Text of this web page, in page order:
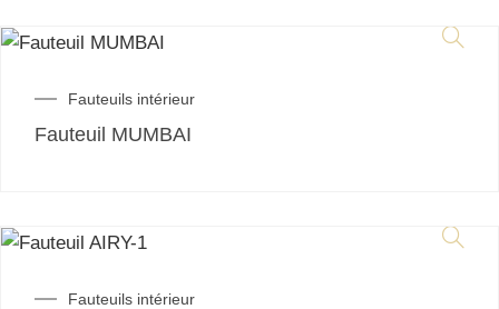
Fauteuils intérieur
Fauteuil MUMBAI
Fauteuils intérieur